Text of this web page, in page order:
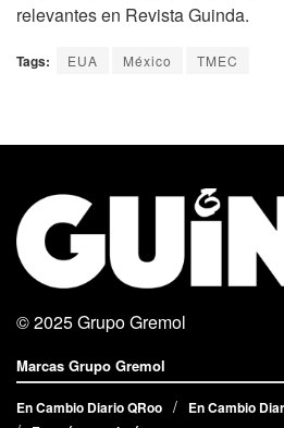
relevantes en Revista Guinda.
Tags: EUA México TMEC
© 2025Grupo Gremol
Marcas Grupo Gremol
En Cambio Diario QRoo En Cambio